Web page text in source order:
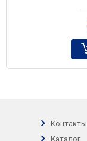
Контакты
Каталог